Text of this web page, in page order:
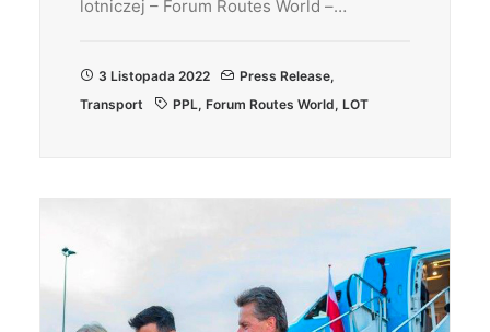
lotniczej – Forum Routes World –…
3 Listopada 2022 Press Release,
Transport
PPL, Forum Routes World, LOT